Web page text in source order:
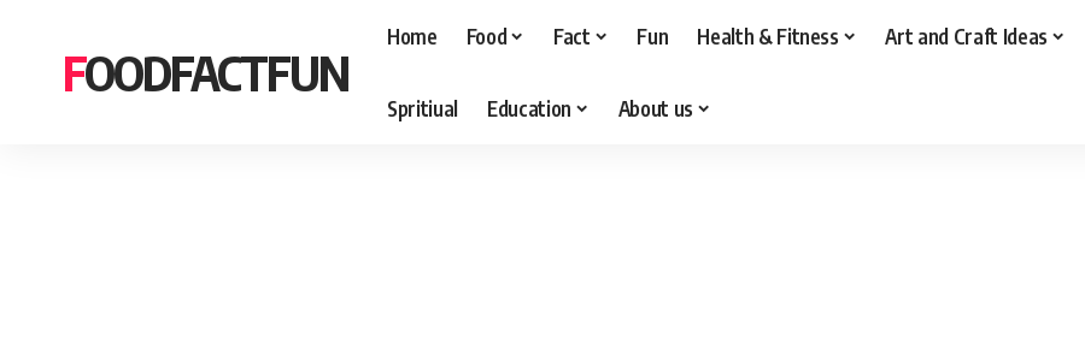
FOODFACTFUN
Home Food Fact Fun Health & Fitness Art and Craft Ideas
Spritiual Education About us